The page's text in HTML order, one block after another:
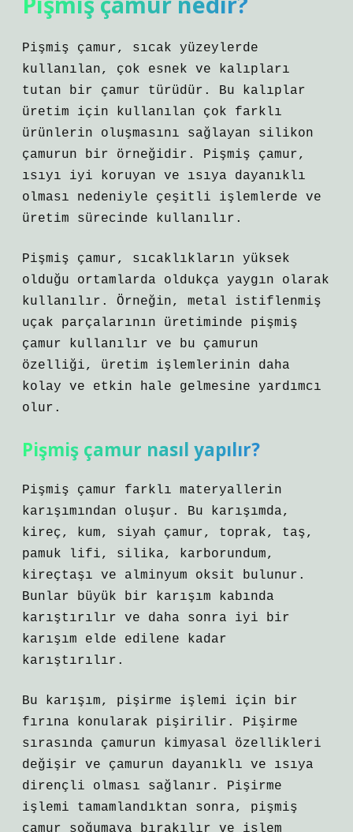
Pişmiş çamur, sıcak yüzeylerde
kullanılan, çok esnek ve kalıpları
tutan bir çamur türüdür. Bu kalıplar
üretim için kullanılan çok farklı
ürünlerin oluşmasını sağlayan silikon
çamurun bir örneğidir. Pişmiş çamur,
ısıyı iyi koruyan ve ısıya dayanıklı
olması nedeniyle çeşitli işlemlerde ve
üretim sürecinde kullanılır.
Pişmiş çamur, sıcaklıkların yüksek
olduğu ortamlarda oldukça yaygın olarak
kullanılır. Örneğin, metal istiflenmiş
uçak parçalarının üretiminde pişmiş
çamur kullanılır ve bu çamurun
özelliği, üretim işlemlerinin daha
kolay ve etkin hale gelmesine yardımcı
olur.
Pişmiş çamur nasıl yapılır?
Pişmiş çamur farklı materyallerin
karışımından oluşur. Bu karışımda,
kireç, kum, siyah çamur, toprak, taş,
pamuk lifi, silika, karborundum,
kireçtaşı ve alminyum oksit bulunur.
Bunlar büyük bir karışım kabında
karıştırılır ve daha sonra iyi bir
karışım elde edilene kadar
karıştırılır.
Bu karışım, pişirme işlemi için bir
fırına konularak pişirilir. Pişirme
sırasında çamurun kimyasal özellikleri
değişir ve çamurun dayanıklı ve ısıya
dirençli olması sağlanır. Pişirme
işlemi tamamlandıktan sonra, pişmiş
çamur soğumaya bırakılır ve işlem